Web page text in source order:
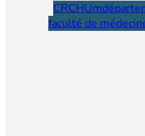
CRCHUm
faculté de